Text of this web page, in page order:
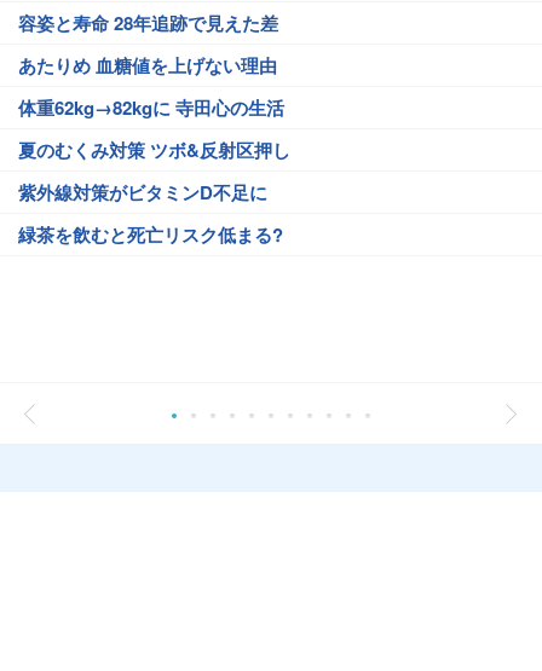
容姿と寿命 28年追跡で見えた差
あたりめ 血糖値を上げない理由
体重62kg→82kgに 寺田心の生活
夏のむくみ対策 ツボ&反射区押し
紫外線対策がビタミンD不足に
緑茶を飲むと死亡リスク低まる?